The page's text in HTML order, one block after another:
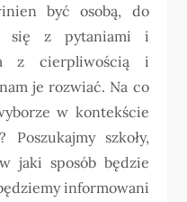
być osobą, do
się z pytaniami i
z cierpliwością i
je rozwiać. Na co
w kontekście
Poszukajmy szkoły,
jaki sposób będzie
informowani